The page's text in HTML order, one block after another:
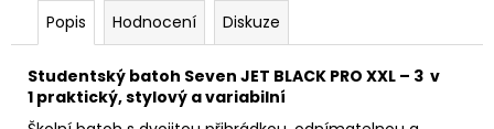
Popis Hodnocení Diskuze
Studentský batoh Seven JET BLACK PRO XXL – 3 v
1 praktický, stylový a variabilní